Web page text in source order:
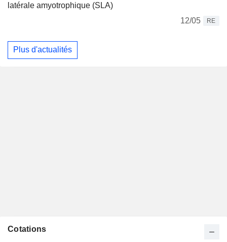
latérale amyotrophique (SLA)
12/05
RE
Plus d'actualités
Cotations